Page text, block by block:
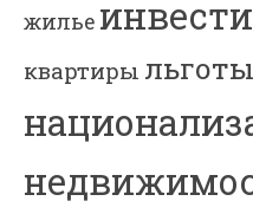
жилье
квартиры льготы